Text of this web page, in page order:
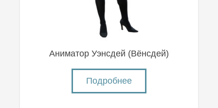
Аниматор Уэнсдей (Вëнсдей)
Подробнее